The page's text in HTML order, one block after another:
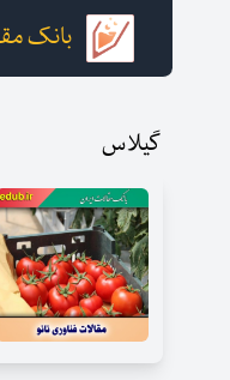
بانک
گیلاس